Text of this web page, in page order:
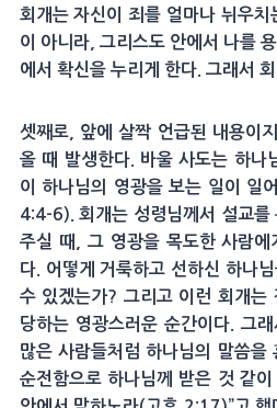
회개는 자신이 죄를 얼마나 뉘우치
이 아니라, 그리스도 안에서 나를
에서 확신을 누리게 한다. 그래서
셋째로, 앞에 살짝 언급된 내용이
올 때 발생한다. 바울 사도는 하나
이 하나님의 영광을 보는 일이 일
4:4-6). 회개는 성령님께서 설교를
주실 때, 그 영광을 목도한 사람에
다. 어떻게 거룩하고 선하신 하나
수 있겠는가? 그리고 이런 회개는
당하는 영광스러운 순간이다. 그
많은 사람들처럼 하나님의 말씀을
순전함으로 하나님께 받은 것 같